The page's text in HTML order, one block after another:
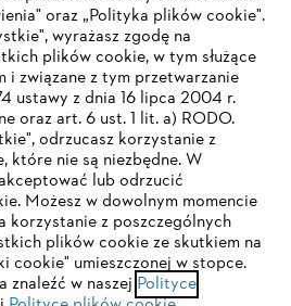
NIE JEST
której jeszcze nie obsługujemy. W
z naszej strony zalecamy
przeglądarek:
oraz „Polityka plików cookie".
wyrażasz zgodę na
plików cookie, w tym służące
i związane z tym przetwarzanie
ustawy z dnia 16 lipca 2004 r.
oraz art. 6 ust. 1 lit. a) RODO.
odrzucasz korzystanie z
które nie są niezbędne. W
lub odrzucić
Możesz w dowolnym momencie
korzystanie z poszczególnych
plików cookie ze skutkiem na
cookie" umieszczonej w stopce.
znaleźć w naszej Polityce